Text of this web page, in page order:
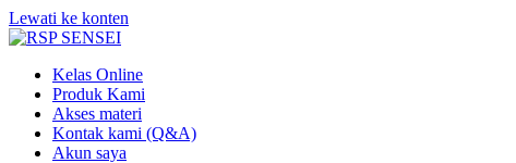
Lewati ke konten
Kelas Online
Produk Kami
Akses materi
Kontak kami (Q&A)
Akun saya